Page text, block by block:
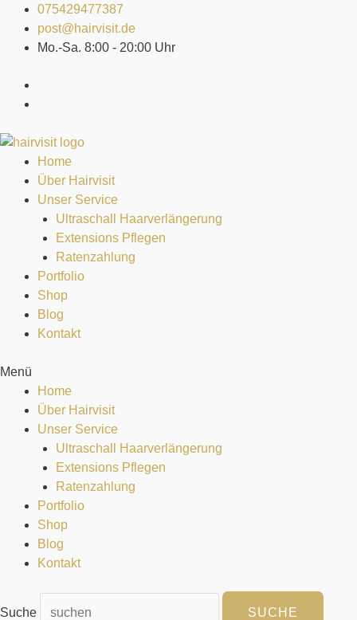
Inhalt
springen
075429477387
post@hairvisit.de
Mo.-Sa. 8:00 - 20:00 Uhr
Home
Über Hairvisit
Unser Service
Ultraschall Haarverlängerung
Extensions Pflegen
Ratenzahlung
Portfolio
Shop
Blog
Kontakt
Menü
Home
Über Hairvisit
Unser Service
Ultraschall Haarverlängerung
Extensions Pflegen
Ratenzahlung
Portfolio
Shop
Blog
Kontakt
Suche SUCHE